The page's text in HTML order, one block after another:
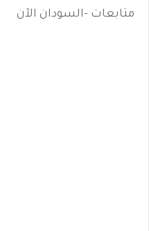
متابعات -السودان الآن